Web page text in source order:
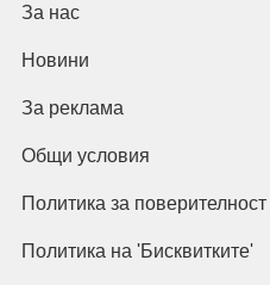
За нас
Новини
За реклама
Общи условия
Политика за поверителност
Политика на 'Бисквитките'